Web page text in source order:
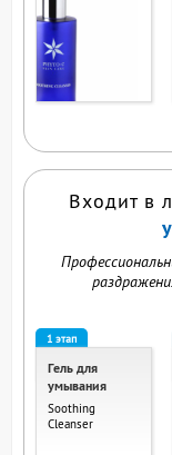
Входит в
1 этап
Гель для
умывания
Soothing
Cleanser